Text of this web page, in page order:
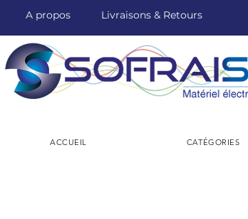
A propos Livraisons & Retours
ACCUEIL CATÉGORIES